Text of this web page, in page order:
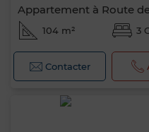
Appartement à Route
104 m² 3
Contacter